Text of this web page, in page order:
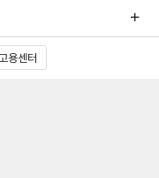
용센터